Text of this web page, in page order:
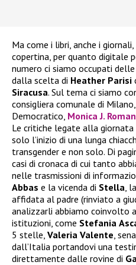
Ma come i libri, anche i
copertina, per quanto digitale
numero ci siamo occupati
dalla scelta di Heather Parisi
Siracusa. Sul tema ci siamo
consigliera comunale di
Democratico, Monica J.
Le critiche legate alla giornata
solo l’inizio di una lunga
transgender e non solo. Di
casi di cronaca di cui tanto
nelle trasmissioni di
Abbas e la vicenda di Stella ,
affidata al padre (rinviato a
analizzarli abbiamo coinvolto
istituzioni, come Stefania
5 stelle, Valeria Valente ,
dall’Italia portandovi una
direttamente dalle rovine di